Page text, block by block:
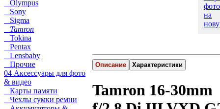
Olympus
Sony
Sigma
Tamron
Tokina
Pentax
Lensbaby
Прочие
04 Аксессуары для фото
& видео
Карты памяти
Чехлы сумки ремни
на
Описание Характеристики
Tamron 16-30mm